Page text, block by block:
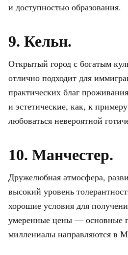
и доступностью образования.
9. Кельн.
Открытый город с богатым
отлично подходит для
практических благ
и эстетические, как, к
любоваться невероятной
10. Манчестер.
Дружелюбная атмосфера,
высокий уровень
хорошие условия для
умеренные цены — основные
миллениалы направляются в